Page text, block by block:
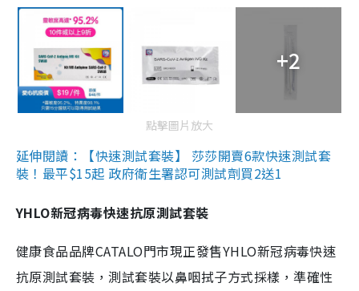
+2
點擊圖片放大
延伸閱讀：【快速測試套裝】 莎莎開賣6款快速測試套
裝！最平$15起 政府衛生署認可測試劑買2送1
YHLO新冠病毒快速抗原測試套裝
健康食品品牌CATALO門市現正發售YHLO新冠病毒快速
抗原測試套裝，測試套裝以鼻咽拭子方式採樣，準確性